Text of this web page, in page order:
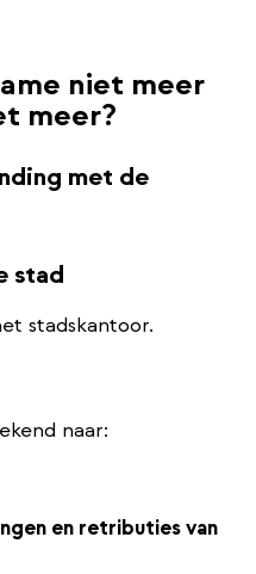
niet meer
meer?
met de
stad
stadskantoor.
naar:
en retributies van